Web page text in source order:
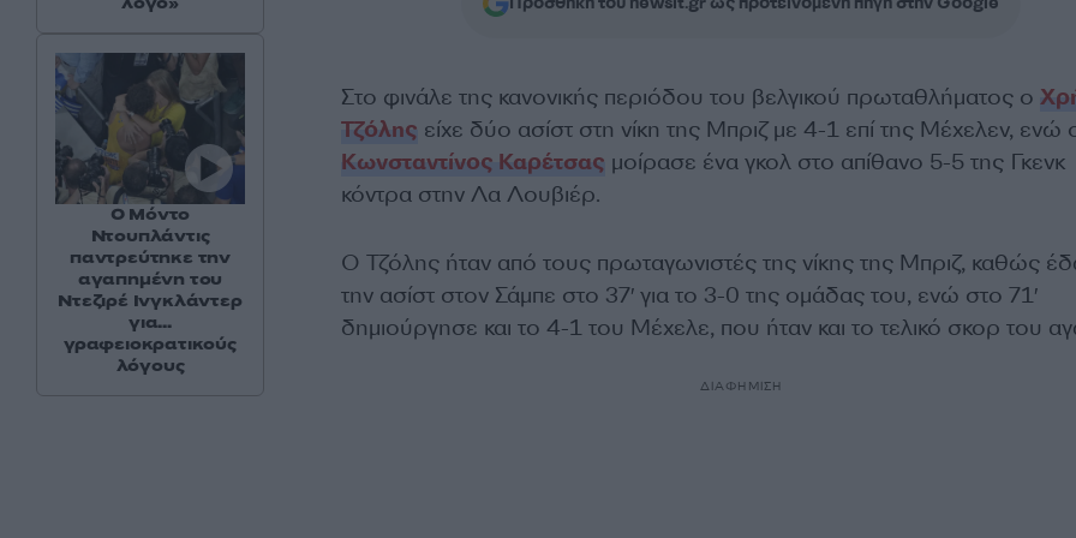
Στο φινάλε της κανονικής περιόδου του βελγικού πρωταθλήματος ο
Τζόλης είχε δύο ασίστ στη νίκη της Μπριζ με 4-1 επί της Μέχελεν, ενώ
Κωνσταντίνος Καρέτσας μοίρασε ένα γκολ στο απίθανο 5-5 της Γκενκ
κόντρα στην Λα Λουβιέρ.
Ο Τζόλης ήταν από τους πρωταγωνιστές της νίκης της Μπριζ, καθώς
την ασίστ στον Σάμπε στο 37′ για το 3-0 της ομάδας του, ενώ στο 71′
δημιούργησε και το 4-1 του Μέχελε, που ήταν και το τελικό σκορ του
ΔΙΑΦΗΜΙΣΗ
Ο Μόντο
Ντουπλάντις
παντρεύτηκε την
αγαπημένη του
Ντεζιρέ Ινγκλάντερ
για...
γραφειοκρατικούς
λόγους